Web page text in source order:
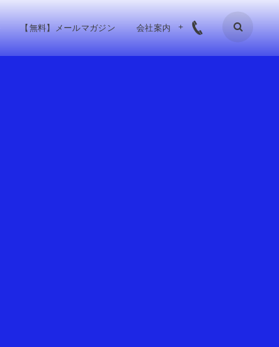
【無料】メールマガジン 会社案内